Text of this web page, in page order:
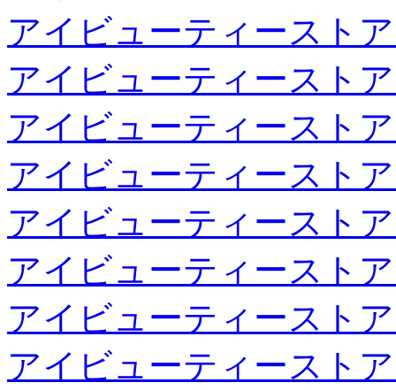
アイビューティースト
アイビューティースト
アイビューティースト
アイビューティースト
アイビューティースト
アイビューティースト
アイビューティースト
アイビューティースト